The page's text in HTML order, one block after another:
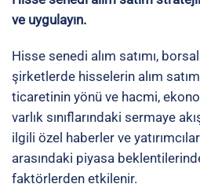
ve uygulayın.
Hisse senedi alım satımı,
şirketlerde hisselerin alım
ticaretinin yönü ve hacmi,
varlık sınıflarındaki sermaye
ilgili özel haberler ve
arasındaki piyasa
faktörlerden etkilenir.